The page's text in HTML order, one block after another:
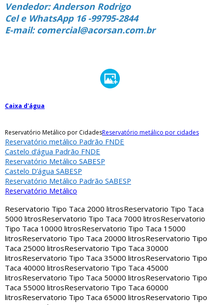
Vendedor: Anderson Rodrigo
Cel e WhatsApp 16 -99795-2844
E-mail: comercial@acorsan.com.br
Caixa d'água
Reservatório Metálico por CidadesReservatório metálico por cidades
Reservatório metálico Padrão FNDE
Castelo d’água Padrão FNDE
Reservatório Metálico SABESP
Castelo D’água SABESP
Reservatório Metálico Padrão SABESP
Reservatório Metálico
Reservatorio Tipo Taca 2000 litrosReservatorio Tipo Taca
5000 litrosReservatorio Tipo Taca 7000 litrosReservatorio
Tipo Taca 10000 litrosReservatorio Tipo Taca 15000
litrosReservatorio Tipo Taca 20000 litrosReservatorio Tipo
Taca 25000 litrosReservatorio Tipo Taca 30000
litrosReservatorio Tipo Taca 35000 litrosReservatorio Tipo
Taca 40000 litrosReservatorio Tipo Taca 45000
litrosReservatorio Tipo Taca 50000 litrosReservatorio Tipo
Taca 55000 litrosReservatorio Tipo Taca 60000
litrosReservatorio Tipo Taca 65000 litrosReservatorio Tipo